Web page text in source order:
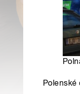
Polenské